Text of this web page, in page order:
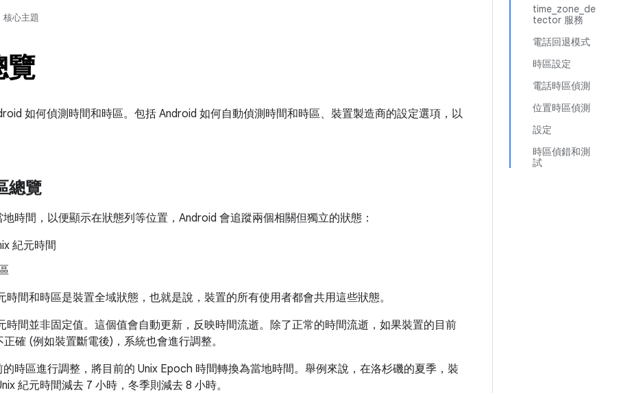
time_zone_de
tector 服務
電話回退模式
時區設定
電話時區偵測
位置時區偵測
設定
時區偵錯和測
試
核心主題
覽
如何偵測時間和時區。包括 Android 如何自動偵測時間和時區、裝置製造商的設定選項，以
總覽
時間，以便顯示在狀態列等位置，Android 會追蹤兩個相關但獨立的狀態：
紀元時間
時間和時區是裝置全域狀態，也就是說，裝置的所有使用者都會共用這些狀態。
時間並非固定值。這個值會自動更新，反映時間流逝。除了正常的時間流逝，如果裝置的目前
正確 (例如裝置斷電後)，系統也會進行調整。
時區進行調整，將目前的 Unix Epoch 時間轉換為當地時間。舉例來說，在洛杉磯的夏季，裝
紀元時間減去 7 小時，冬季則減去 8 小時。